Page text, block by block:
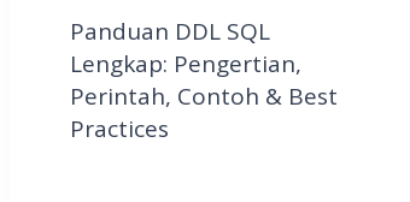
Panduan DDL SQL
Lengkap: Pengertian,
Perintah, Contoh & Best
Practices